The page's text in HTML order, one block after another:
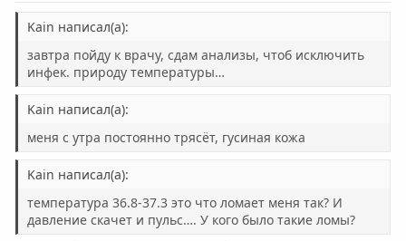
Kain написал(а):
завтра пойду к врачу, сдам анализы, чтоб исключить
инфек. природу температуры…
Kain написал(а):
меня с утра постоянно трясёт, гусиная кожа
Kain написал(а):
температура 36.8-37.3 это что ломает меня так? И
давление скачет и пульс…. У кого было такие ломы?